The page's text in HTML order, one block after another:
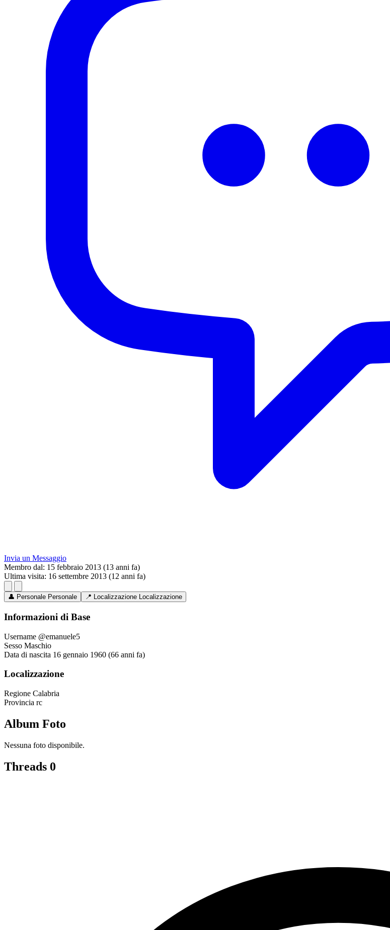
Invia un Messaggio
Membro dal: 15 febbraio 2013 (13 anni fa)
Ultima visita: 16 settembre 2013 (12 anni fa)
👤 Personale Personale 📍 Localizzazione Localizzazione
Informazioni di Base
Username @emanuele5
Sesso Maschio
Data di nascita 16 gennaio 1960 (66 anni fa)
Localizzazione
Regione Calabria
Provincia rc
Album Foto
Nessuna foto disponibile.
Threads 0